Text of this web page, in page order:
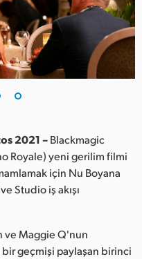
2021 –Blackmagic
Royale) yeni gerilim filmi
için Nu Boyana
Studio iş akışı
ve Maggie Q'nun
geçmişi paylaşan birinci